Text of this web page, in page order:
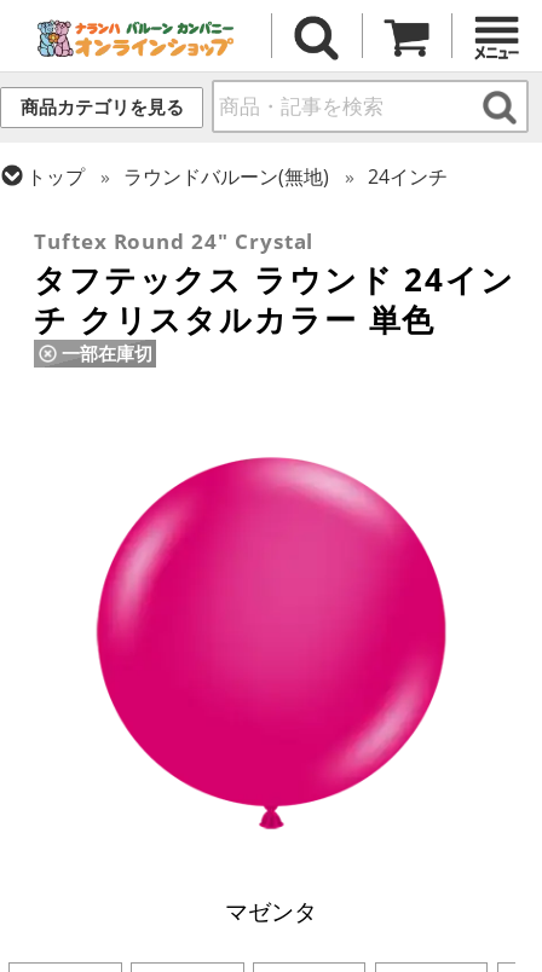
商品カテゴリを見る
トップ ラウンドバルーン(無地)
24インチ
Tuftex Round 24" Crystal
タフテックス ラウンド 24イン
チ クリスタルカラー 単色
一部在庫切
マゼンタ